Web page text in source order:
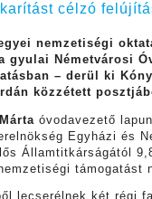
célzó
nemzetiségi
gyulai Németvárosi
– derül ki
közzétett
óvodavezető
Egyházi és
Államtitkárságától
támogatást